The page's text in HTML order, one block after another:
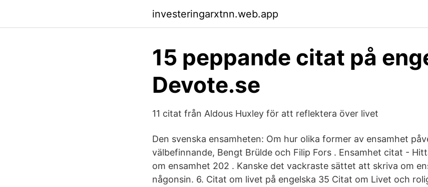
investeringarxtnn.web.app
15 peppande citat på
Devote.se
11 citat från Aldous Huxley för att reflektera över livet
Den svenska ensamheten: Om hur olika former av ensamhet
välbefinnande, Bengt Brülde och Filip Fors . Ensamhet citat -
om ensamhet 202 . Kanske det vackraste sättet att skriva om
någonsin. 6. Citat om livet på engelska 35 Citat om Livet och